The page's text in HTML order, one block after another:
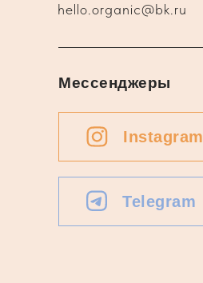
hello.organic@bk.ru
Instagram
Telegram
Мессенджеры